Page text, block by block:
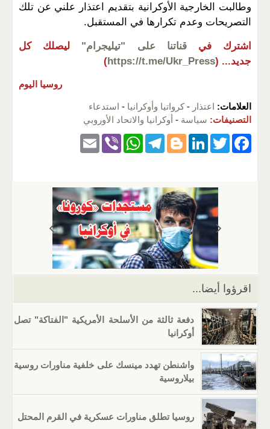
وطالبت الخارجية الأوكرانية بتقديم اعتذار علني عن تلك
التصريحات وعدم تكرارها في المستقبل.
اشترك في قناتنا على "تيليجرام"
ليصلك كل
جديد... (
https://t.me/Ukr_Press
)
روسيا اليوم
العلامات: اعتذار - كرواتيا وأوكرانيا - استدعاء
التصنيفات: سياسة - أوكرانيا والاتحاد الأوروبي
F
k
T
er
Li
e
dI
n
Bl
g
er
T
gr
a
m
W
s
A
p
p
Vi
اقرؤوا أيضا...
دفعة ثالثة من الأسلحة الأمريكية "الفتاكة" تصل
أوكرانيا
واشنطن تهدد مينسك على خلفية مناورات روسية
بيلاروسية
روسيا تطلق مناورات عسكرية في القرم المحتل